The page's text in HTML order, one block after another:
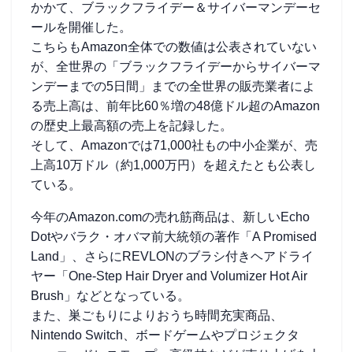
かかて、ブラックフライデー＆サイバーマンデーセ
ールを開催した。
こちらもAmazon全体での数値は公表されていない
が、全世界の「ブラックフライデーからサイバーマ
ンデーまでの5日間」までの全世界の販売業者によ
る売上高は、前年比60％増の48億ドル超のAmazon
の歴史上最高額の売上を記録した。
そして、Amazonでは71,000社もの中小企業が、売
上高10万ドル（約1,000万円）を超えたとも公表し
ている。
今年のAmazon.comの売れ筋商品は、新しいEcho
Dotやバラク・オバマ前大統領の著作「A Promised
Land」、さらにREVLONのブラシ付きヘアドライ
ヤー「One-Step Hair Dryer and Volumizer Hot Air
Brush」などとなっている。
また、巣ごもりによりおうち時間充実商品、
Nintendo Switch、ボードゲームやプロジェクタ